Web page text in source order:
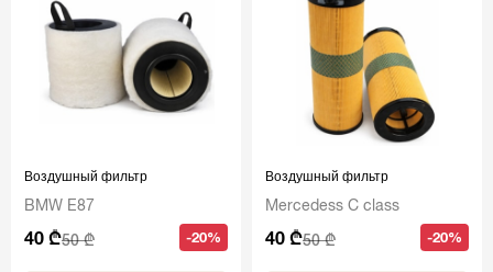
Воздушный фильтр
BMW E87
40 ₾50 ₾ -20%
Воздушный фильтр
Mercedess C class
40 ₾50 ₾ -20%